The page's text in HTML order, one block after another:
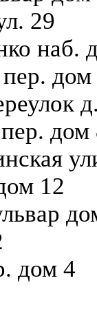
29
наб.
дом
дом
12
дом 4